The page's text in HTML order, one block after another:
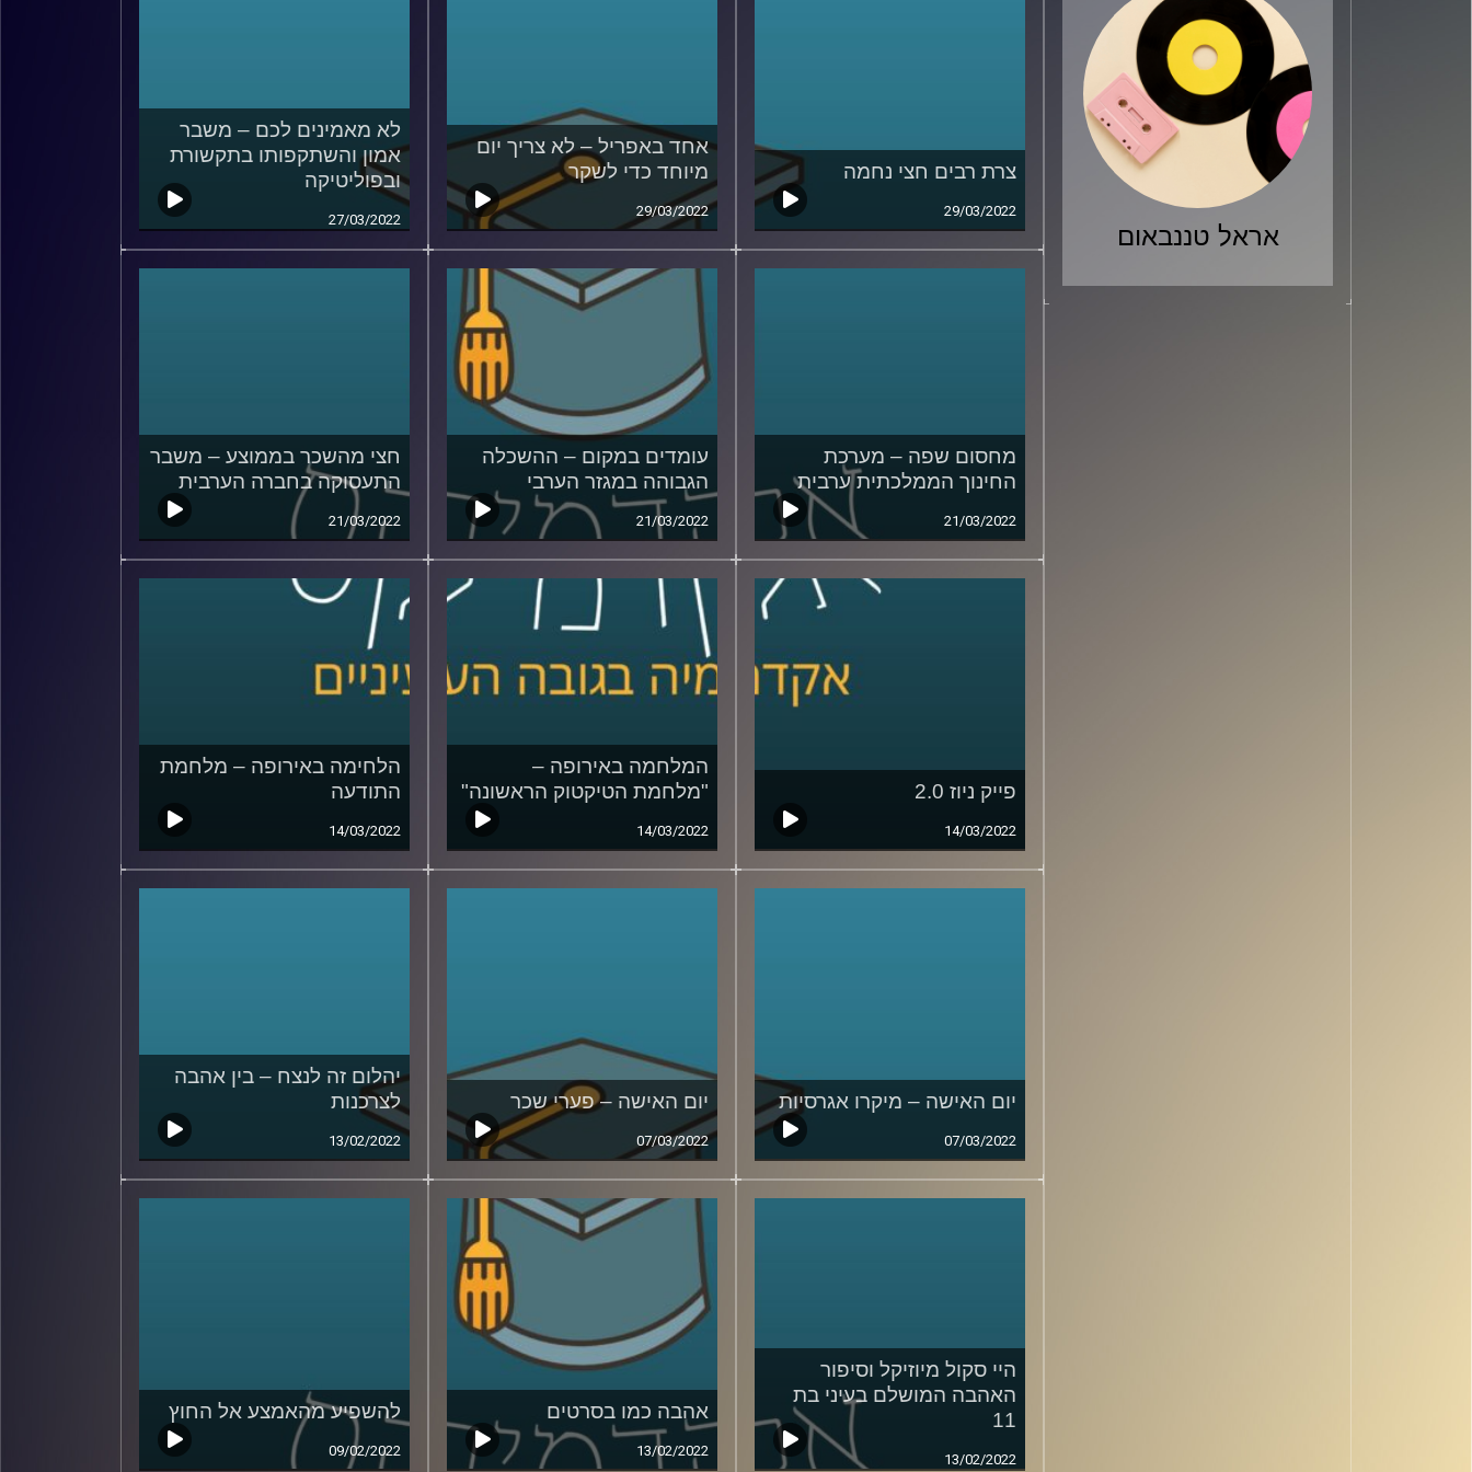
אראל טננבאום
צרת רבים חצי נחמה
29/03/2022
אחד באפריל – לא צריך יום
מיוחד כדי לשקר
29/03/2022
לא מאמינים לכם – משבר
אמון והשתקפותו בתקשורת
ובפוליטיקה
27/03/2022
מחסום שפה – מערכת
החינוך הממלכתית ערבית
21/03/2022
עומדים במקום – ההשכלה
הגבוהה במגזר הערבי
21/03/2022
חצי מהשכר בממוצע – משבר
התעסוקה בחברה הערבית
21/03/2022
פייק ניוז 2.0
14/03/2022
המלחמה באירופה –
"מלחמת הטיקטוק הראשונה"
14/03/2022
הלחימה באירופה – מלחמת
התודעה
14/03/2022
יום האישה – מיקרו אגרסיות
07/03/2022
יום האישה – פערי שכר
07/03/2022
יהלום זה לנצח – בין אהבה
לצרכנות
13/02/2022
היי סקול מיוזיקל וסיפור
האהבה המושלם בעיני בת
11
13/02/2022
אהבה כמו בסרטים
13/02/2022
להשפיע מהאמצע אל החוץ
09/02/2022